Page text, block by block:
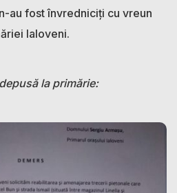
au fost învredniciți cu vreun
Ialoveni.
la primărie: